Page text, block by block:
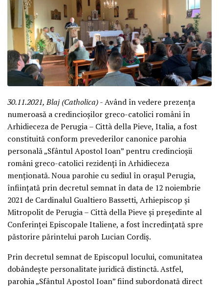
30.11.2021, Blaj (Catholica)- Având în vedere prezența
numeroasă a credincioșilor greco-catolici români în
Arhidieceza de Perugia – Città della Pieve, Italia, a fost
constituită conform prevederilor canonice parohia
personală „Sfântul Apostol Ioan” pentru credincioșii
români greco-catolici rezidenți în Arhidieceza
menționată. Noua parohie cu sediul în orașul Perugia,
înființată prin decretul semnat în data de 12 noiembrie
2021 de Cardinalul Gualtiero Bassetti, Arhiepiscop și
Mitropolit de Perugia – Città della Pieve și președinte al
Conferinței Episcopale Italiene, a fost încredințată spre
păstorire părintelui paroh Lucian Cordiș.
Prin decretul semnat de Episcopul locului, comunitatea
dobândește personalitate juridică distinctă. Astfel,
parohia „Sfântul Apostol Ioan” fiind subordonată direct